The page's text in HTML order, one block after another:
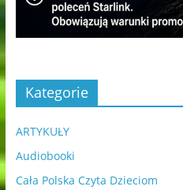
Kategorie
ARTYKUŁY
Audiobooki
Cała Polska Czyta Dzieciom